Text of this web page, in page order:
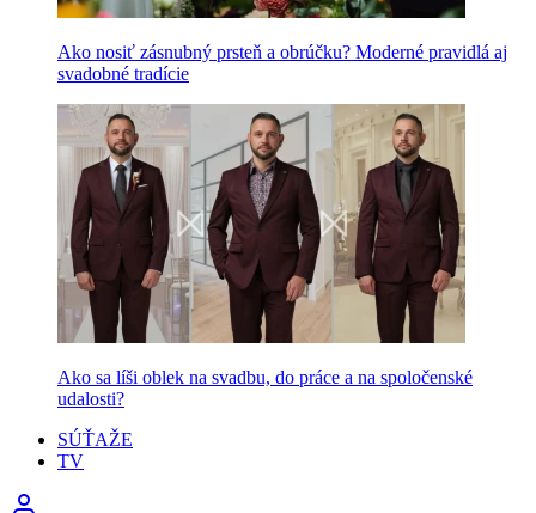
Ako nosiť zásnubný prsteň a obrúčku? Moderné pravidlá aj
svadobné tradície
Ako sa líši oblek na svadbu, do práce a na spoločenské
udalosti?
SÚŤAŽE
TV